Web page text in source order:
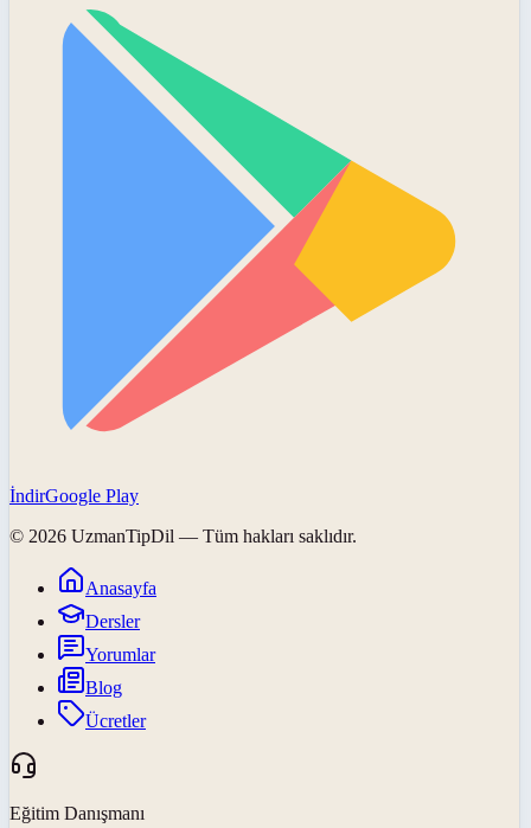
İndirGoogle Play
© 2026 UzmanTipDil — Tüm hakları saklıdır.
Anasayfa
Dersler
Yorumlar
Blog
Ücretler
Eğitim Danışmanı